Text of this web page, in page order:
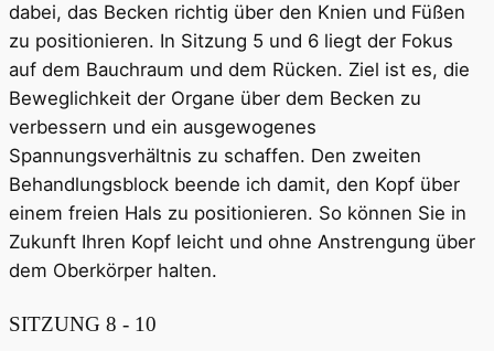
dabei, das Becken richtig über den Knien und Füßen
zu positionieren. In Sitzung 5 und 6 liegt der Fokus
auf dem Bauchraum und dem Rücken. Ziel ist es, die
Beweglichkeit der Organe über dem Becken zu
verbessern und ein ausgewogenes
Spannungsverhältnis zu schaffen. Den zweiten
Behandlungsblock beende ich damit, den Kopf über
einem freien Hals zu positionieren. So können Sie in
Zukunft Ihren Kopf leicht und ohne Anstrengung über
dem Oberkörper halten.
SITZUNG 8 - 10